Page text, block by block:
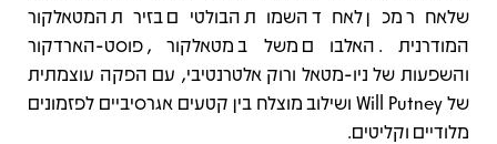
שלאחר מכן לאחד השמות הבולטים בזירת המטאלקור
המודרנית. האלבום משלב מטאלקור, פוסט-הארדקור
והשפעות של ניו-מטאל ורוק אלטרנטיבי, עם הפקה עוצמתית
של Will Putney ושילוב מוצלח בין קטעים אגרסיביים לפזמונים
מלודיים וקליטים.